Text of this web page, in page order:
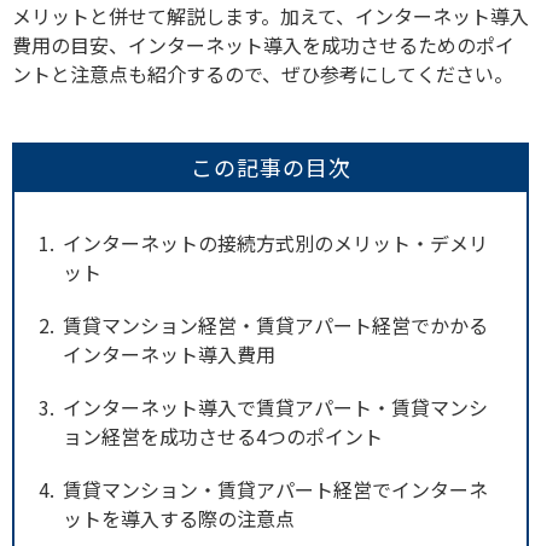
メリットと併せて解説します。加えて、インターネット導入
費用の目安、インターネット導入を成功させるためのポイ
ントと注意点も紹介するので、ぜひ参考にしてください。
この記事の目次
1 インターネットの接続方式別のメリット・デメリ
ット
2 賃貸マンション経営・賃貸アパート経営でかかる
インターネット導入費用
3 インターネット導入で賃貸アパート・賃貸マンシ
ョン経営を成功させる4つのポイント
4 賃貸マンション・賃貸アパート経営でインターネ
ットを導入する際の注意点